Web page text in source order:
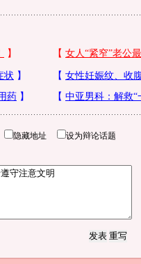
隐藏地址 设为辩论话题